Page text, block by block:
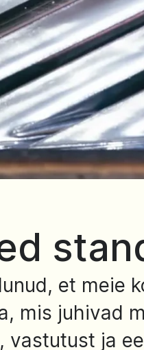
et meie
mis juhivad
vastutust ja